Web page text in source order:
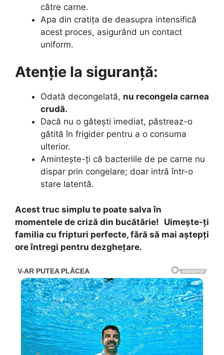
către carne.
Apa din cratița de deasupra intensifică
acest proces, asigurând un contact
uniform.
Atenție la siguranță:
Odată decongelată, nu recongela carnea
crudă.
Dacă nu o gătești imediat, păstreaz-o
gătită în frigider pentru a o consuma
ulterior.
Amintește-ți că bacteriile de pe carne nu
dispar prin congelare; doar intră într-o
stare latentă.
Acest truc simplu te poate salva în
momentele de criză din bucătărie!
Uimește-ți
familia cu fripturi perfecte, fără să mai aștepți
ore întregi pentru dezghețare.